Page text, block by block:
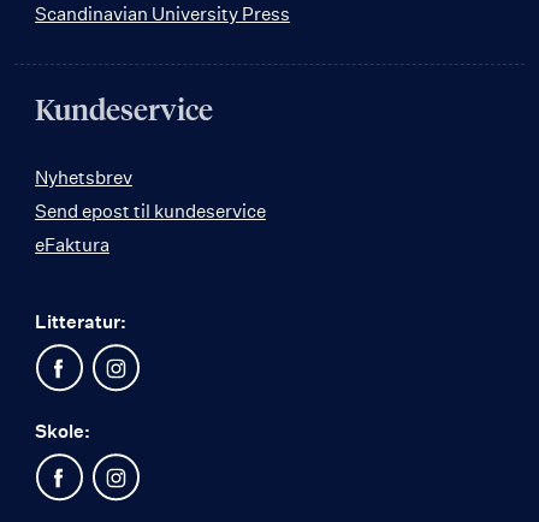
Scandinavian University Press
Kundeservice
Nyhetsbrev
Send epost til kundeservice
eFaktura
Litteratur:
Skole: